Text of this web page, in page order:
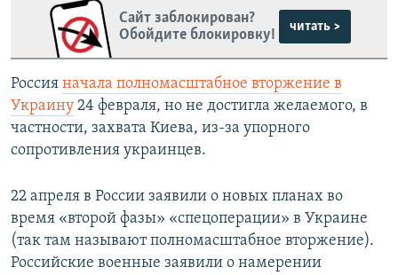
Сайт заблокирован?
Обойдите блокировку!
читать >
Россия начала полномасштабное вторжение в
Украину 24 февраля, но не достигла желаемого, в
частности, захвата Киева, из-за упорного
сопротивления украинцев.
22 апреля в России заявили о новых планах во
время «второй фазы» «спецоперации» в Украине
(так там называют полномасштабное вторжение).
Российские военные заявили о намерении